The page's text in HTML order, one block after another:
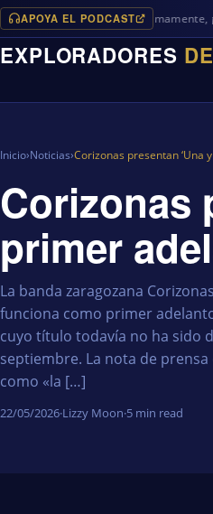
APOYA EL PODCAST
Próximamente, ¡nuevos
EXPLORADORES
Inicio›Noticias›Corizonas presentan ‘Una
Corizonas
primer
La banda zaragozana
funciona como primer
cuyo título todavía no ha sido
septiembre. La nota de
como «la […]
22/05/2026·Lizzy Moon·5 min read